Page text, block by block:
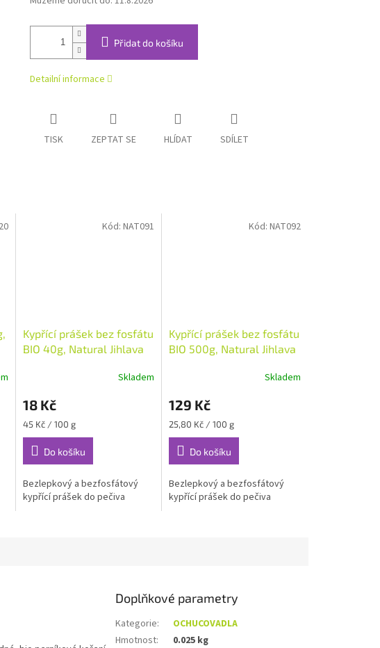
Přidat do košíku
Detailní informace
TISK ZEPTAT SE HLÍDAT SDÍLET
Kypřící prášek bez fosfátu
BIO 40g, Natural Jihlava
Skladem
18 Kč
Měrná
cena:
45 Kč / 100 g
Do košíku
Bezlepkový a bezfosfátový
kypřící prášek do pečiva
Kód:NAT091
Kypřící prášek bez fosfátu
BIO 500g, Natural Jihlava
Skladem
129 Kč
Měrná
cena:
25,80 Kč / 100 g
Do košíku
Bezlepkový a bezfosfátový
kypřící prášek do pečiva
Kód: NAT092
Doplňkové parametry
Kategorie:
OCHUCOVADLA
Hmotnost:
0.025 kg